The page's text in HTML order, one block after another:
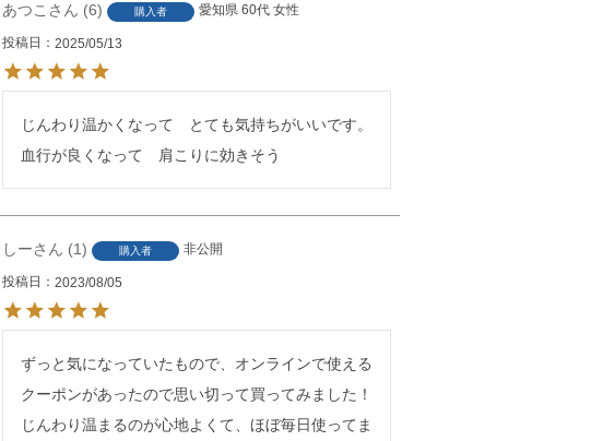
あつこ 6 購入者 愛知県 60代 女性
投稿日 2025/05/13
じんわり温かくなって　とても気持ちがいいです。
血行が良くなって　肩こりに効きそう
しー 1 購入者 非公開
投稿日 2023/08/05
ずっと気になっていたもので、オンラインで使える
クーポンがあったので思い切って買ってみました！
じんわり温まるのが心地よくて、ほぼ毎日使ってま